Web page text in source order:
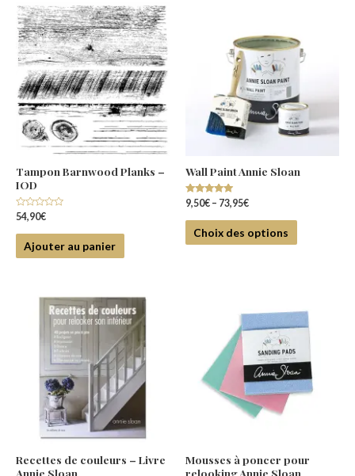
Tampon Barnwood Planks –
IOD
Note
sur
54,90€
Ajouter au panier
Wall Paint Annie Sloan
Note
4.80
sur 5
9,50€ – 73,95€
Choix des options
Recettes de couleurs – Livre
Mousses à poncer pour